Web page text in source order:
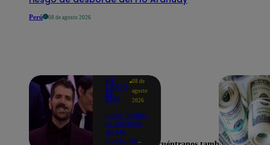
Perú 08 de agosto 2026
ME
CAIGO
DE
RISA
08 de
agosto
2026
¡José Peláez
se despide
de Me
Caigo de